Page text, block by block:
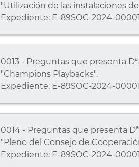
"Utilización de las instalaciones
Expediente: E-89SOC-2024-
0013 - Preguntas que presenta
"Champions Playbacks".
Expediente: E-89SOC-2024-
0014 - Preguntas que presenta
"Pleno del Consejo de
Expediente: E-89SOC-2024-